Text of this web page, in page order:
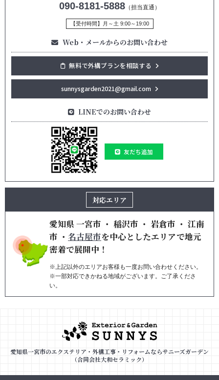
090-8181-5888（担当直通）
【受付時間】月～土 9:00～19:00
Web・メールからのお問い合わせ
無料で外構プランを相談する
sunnysgarden2021@gmail.com
LINEでのお問い合わせ
友だち追加
対応エリア
愛知県一宮市 ・ 稲沢市 ・ 岩倉市 ・ 江南
市 ・名古屋市を中心としたエリアで地元
密着で展開中！
※上記以外のエリアお客様も一度お問い合わせください。
※一部対応できかねる地域がございます。ご了承くださ
い。
愛知県一宮市のエクステリア・外構工事・リフォームならサニーズガーデン
（合同会社大和セラミック）